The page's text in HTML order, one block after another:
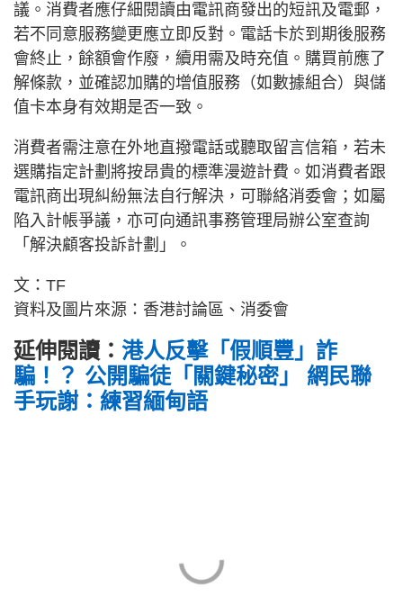
議。消費者應仔細閱讀由電訊商發出的短訊及電郵，
若不同意服務變更應立即反對。電話卡於到期後服務
會終止，餘額會作廢，續用需及時充值。購買前應了
解條款，並確認加購的增值服務（如數據組合）與儲
值卡本身有效期是否一致。
消費者需注意在外地直撥電話或聽取留言信箱，若未
選購指定計劃將按昂貴的標準漫遊計費。如消費者跟
電訊商出現糾紛無法自行解決，可聯絡消委會；如屬
陷入計帳爭議，亦可向通訊事務管理局辦公室查詢
「解決顧客投訴計劃」。
文：TF
資料及圖片來源：香港討論區、消委會
延伸閱讀： 港人反擊「假順豐」詐
騙！？ 公開騙徒「關鍵秘密」 網民聯
手玩謝：練習緬甸語